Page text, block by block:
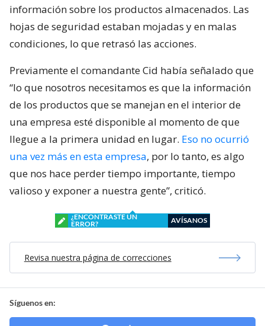
información sobre los productos almacenados. Las
hojas de seguridad estaban mojadas y en malas
condiciones, lo que retrasó las acciones.
Previamente el comandante Cid había señalado que
“lo que nosotros necesitamos es que la información
de los productos que se manejan en el interior de
una empresa esté disponible al momento de que
llegue a la primera unidad en lugar. Eso no ocurrió
una vez más en esta empresa, por lo tanto, es algo
que nos hace perder tiempo importante, tiempo
valioso y exponer a nuestra gente”, criticó.
¿ENCONTRASTE UN
ERROR?
AVÍSANOS
Revisa nuestra página de correcciones
Síguenos en: